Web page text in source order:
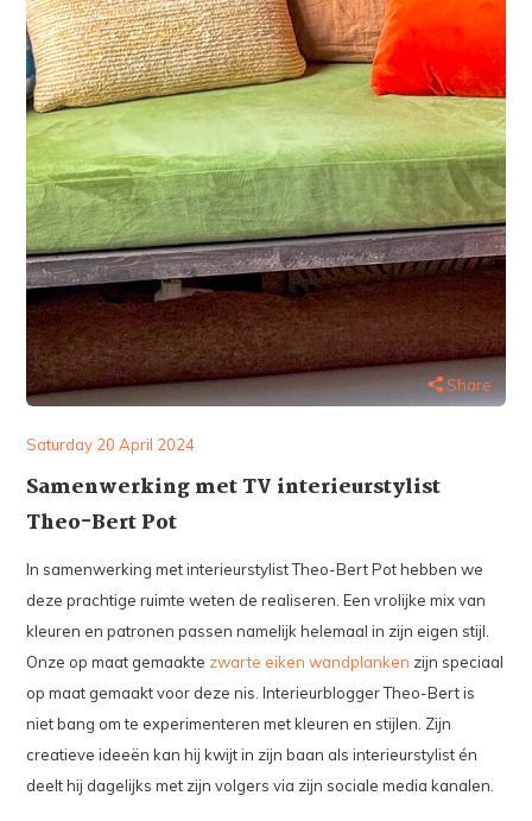
Share
Saturday 20 April 2024
Samenwerking met TV interieurstylist
Theo-Bert Pot
In samenwerking met interieurstylist Theo-Bert Pot hebben we
deze prachtige ruimte weten de realiseren. Een vrolijke mix van
kleuren en patronen passen namelijk helemaal in zijn eigen stijl.
Onze op maat gemaakte zwarte eiken wandplanken zijn speciaal
op maat gemaakt voor deze nis. Interieurblogger Theo-Bert is
niet bang om te experimenteren met kleuren en stijlen. Zijn
creatieve ideeën kan hij kwijt in zijn baan als interieurstylist én
deelt hij dagelijks met zijn volgers via zijn sociale media kanalen.